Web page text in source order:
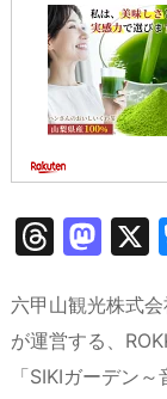
T
e
a
d
M
st
o
d
六甲山観光株式
が運営する、
「SIKIガーデン